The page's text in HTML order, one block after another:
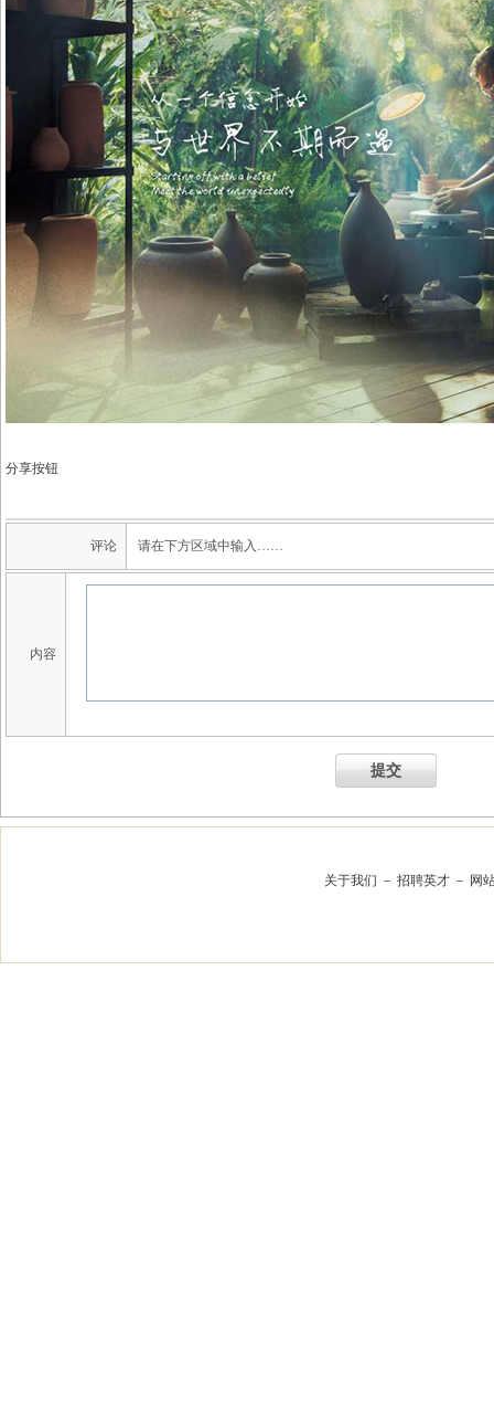
分享按钮
评论 请在下方区域中输入……
内容
提交
关于我们 － 招聘英才 － 网